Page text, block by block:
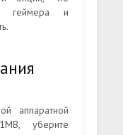
геймера и
аппаратной
уберите